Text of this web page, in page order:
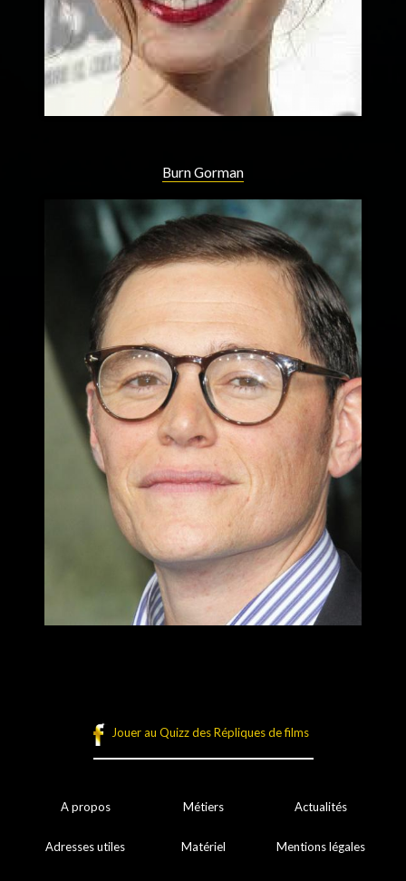
Burn Gorman
Jouer au Quizz des Répliques de films
A propos Métiers Actualités
Adresses utiles Matériel Mentions légales